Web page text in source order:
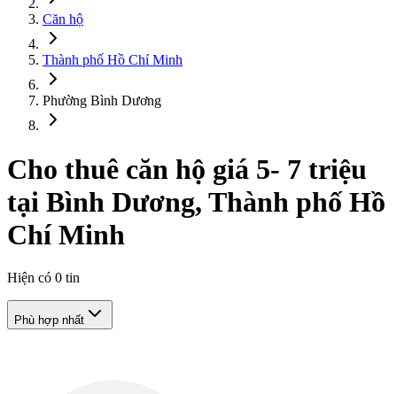
Căn hộ
Thành phố Hồ Chí Minh
Phường Bình Dương
Cho thuê căn hộ giá 5- 7 triệu
tại Bình Dương, Thành phố Hồ
Chí Minh
Hiện có 0 tin
Phù hợp nhất